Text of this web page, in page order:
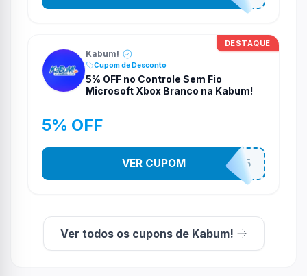
DESTAQUE
Kabum!
Cupom de Desconto
5% OFF no Controle Sem Fio
Microsoft Xbox Branco na Kabum!
5% OFF
CONTRL5
VER CUPOM
Ver todos os cupons de Kabum!